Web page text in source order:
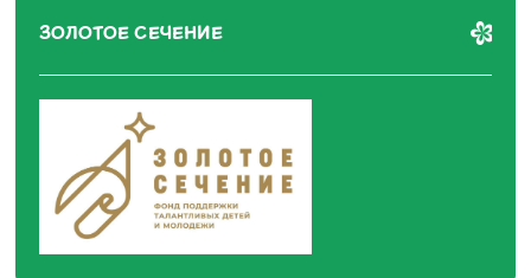
ЗОЛОТОЕ СЕЧЕНИЕ